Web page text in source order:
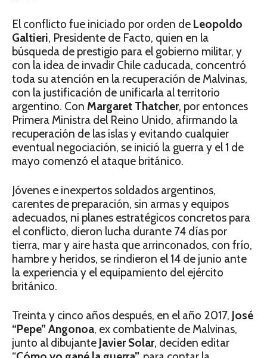
El conflicto fue iniciado por orden de Leopoldo
Galtieri, Presidente de Facto, quien en la
búsqueda de prestigio para el gobierno militar, y
con la idea de invadir Chile caducada, concentró
toda su atención en la recuperación de Malvinas,
con la justificación de unificarla al territorio
argentino. Con Margaret Thatcher, por entonces
Primera Ministra del Reino Unido, afirmando la
recuperación de las islas y evitando cualquier
eventual negociación, se inició la guerra y el 1 de
mayo comenzó el ataque británico.
Jóvenes e inexpertos soldados argentinos,
carentes de preparación, sin armas y equipos
adecuados, ni planes estratégicos concretos para
el conflicto, dieron lucha durante 74 días por
tierra, mar y aire hasta que arrinconados, con frío,
hambre y heridos, se rindieron el 14 de junio ante
la experiencia y el equipamiento del ejército
británico.
Treinta y cinco años después, en el año 2017, José
“Pepe” Angonoa, ex combatiente de Malvinas,
junto al dibujante Javier Solar, deciden editar